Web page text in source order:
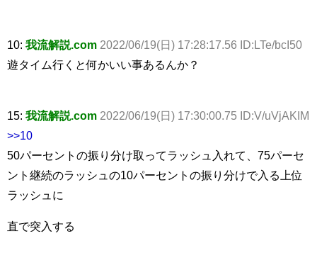
10: 我流解説.com 2022/06/19(日) 17:28:17.56 ID:LTe/bcI50
遊タイム行くと何かいい事あるんか？
15: 我流解説.com 2022/06/19(日) 17:30:00.75 ID:V/uVjAKIM
>>10
50パーセントの振り分け取ってラッシュ入れて、75パーセ
ント継続のラッシュの10パーセントの振り分けで入る上位
ラッシュに
直で突入する